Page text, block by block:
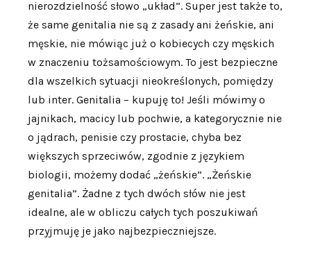
nierozdzielność słowo „układ”. Super jest także to,
że same genitalia nie są z zasady ani żeńskie, ani
męskie, nie mówiąc już o kobiecych czy męskich
w znaczeniu tożsamościowym. To jest bezpieczne
dla wszelkich sytuacji nieokreślonych, pomiędzy
lub inter. Genitalia – kupuję to! Jeśli mówimy o
jajnikach, macicy lub pochwie, a kategorycznie nie
o jądrach, penisie czy prostacie, chyba bez
większych sprzeciwów, zgodnie z językiem
biologii, możemy dodać „żeńskie”. „Żeńskie
genitalia”. Żadne z tych dwóch słów nie jest
idealne, ale w obliczu całych tych poszukiwań
przyjmuję je jako najbezpieczniejsze.